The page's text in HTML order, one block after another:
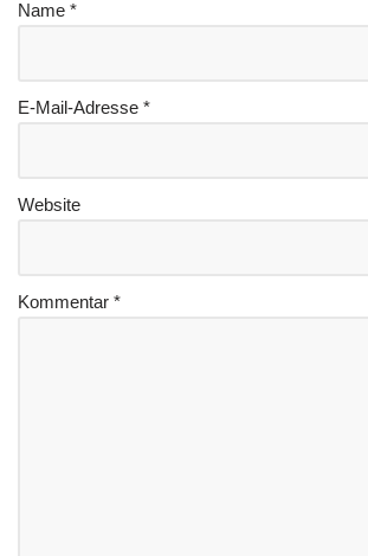
Name *
E-Mail-Adresse *
Website
Kommentar *